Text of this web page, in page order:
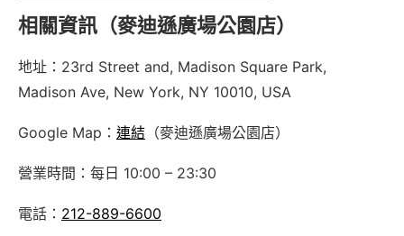
相關資訊（麥迪遜廣場公園店）
地址：23rd Street and, Madison Square Park,
Madison Ave, New York, NY 10010, USA
Google Map： 連結 （麥迪遜廣場公園店）
營業時間：每日 10:00 – 23:30
電話： 212-889-6600